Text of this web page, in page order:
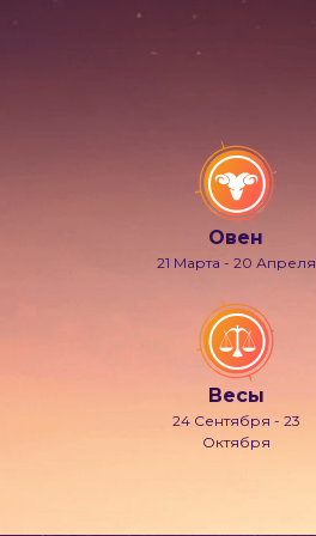
Овен
21 Марта - 20 Апреля
Весы
24 Сентября - 23
Октября